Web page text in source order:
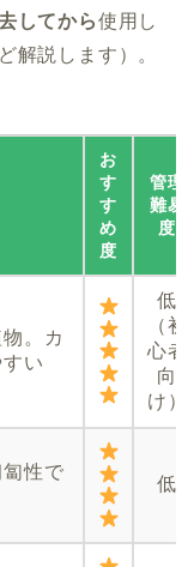
してから使用し
解説します）。
お
す
す
め
度
管理
難易
度
。カ
い
低
（初
心者
向
け）
性で
低